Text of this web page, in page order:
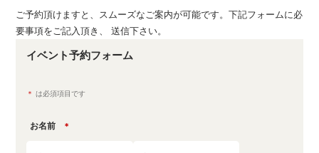
ご予約頂けますと、スムーズなご案内が可能です。下記フォームに必
要事項をご記入頂き、 送信下さい。
イベント予約フォーム
＊ は必須項目です
お名前 ＊